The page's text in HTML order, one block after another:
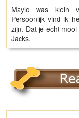
Maylo was klein
Persoonlijk vind ik
zijn. Dat je echt
Jacks.